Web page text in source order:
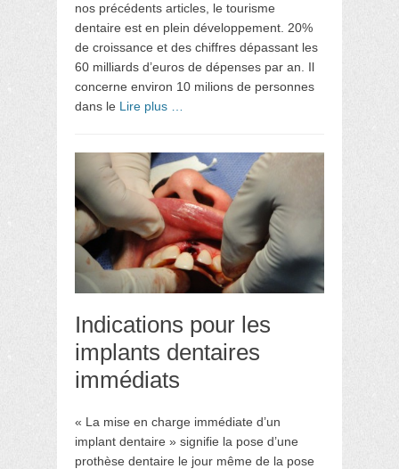
nos précédents articles, le tourisme
dentaire est en plein développement. 20%
de croissance et des chiffres dépassant les
60 milliards d’euros de dépenses par an. Il
concerne environ 10 milions de personnes
dans le Lire plus …
Indications pour les
implants dentaires
immédiats
« La mise en charge immédiate d’un
implant dentaire » signifie la pose d’une
prothèse dentaire le jour même de la pose